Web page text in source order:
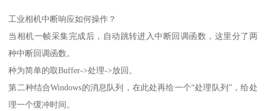
工业相机中断响应如何操作？
当相机一帧采集完成后，自动跳转进入中断回调函数，这里分了两
种中断回调函数。
种为简单的取Buffer->处理->放回。
第二种结合Windows的消息队列，在此处再给一个“处理队列”，给处
理一个缓冲时间。